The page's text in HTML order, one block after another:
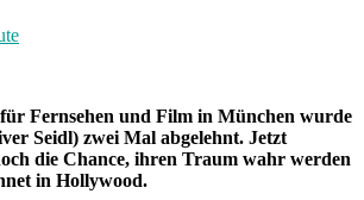
Fernsehen und Film in München wurde
Seidl) zwei Mal abgelehnt. Jetzt
die Chance, ihren Traum wahr werden
in Hollywood.